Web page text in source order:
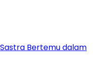
Sastra Bertemu dalam